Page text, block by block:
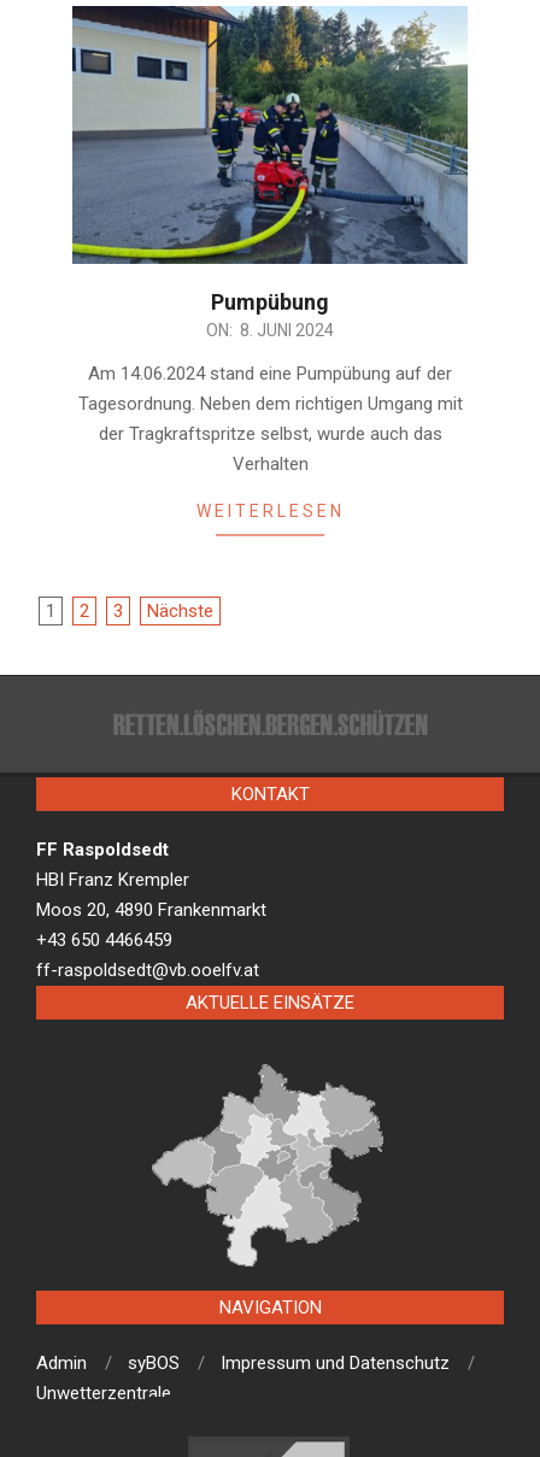
Pumpübung
ON: 8. JUNI 2024
Am 14.06.2024 stand eine Pumpübung auf der
Tagesordnung. Neben dem richtigen Umgang mit
der Tragkraftspritze selbst, wurde auch das
Verhalten
WEITERLESEN
Beitragsnavigation
1 2 3 Nächste
KONTAKT
FF Raspoldsedt
HBI Franz Krempler
Moos 20, 4890 Frankenmarkt
+43 650 4466459
ff-raspoldsedt@vb.ooelfv.at
AKTUELLE EINSÄTZE
NAVIGATION
Admin syBOS
Impressum und Datenschutz
Unwetterzentrale